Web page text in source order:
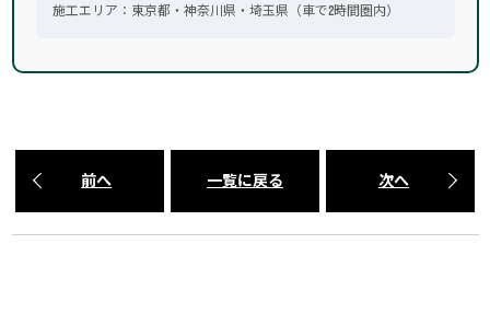
施工エリア：東京都・神奈川県・埼玉県（車で2時間圏内）
前へ 一覧に戻る 次へ